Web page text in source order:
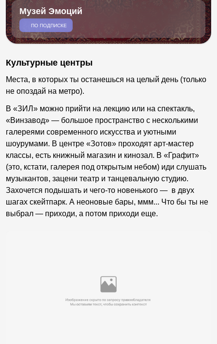
Музей Эмоций
ПО ПОДПИСКЕ
Культурные центры
Места, в которых ты останешься на целый день (только
не опоздай на метро).
В «ЗИЛ» можно прийти на лекцию или на спектакль,
«Винзавод» — большое пространство с несколькими
галереями современного искусства и уютными
шоурумами. В центре «Зотов» проходят арт-мастер
классы, есть книжный магазин и кинозал. В «Графит»
(это, кстати, галерея под открытым небом) иди слушать
музыкантов, зацени театр и танцевальную студию.
Захочется подышать и чего-то новенького — в двух
шагах скейтпарк. А неоновые бары, ммм... Что бы ты не
выбрал — приходи, а потом приходи еще.